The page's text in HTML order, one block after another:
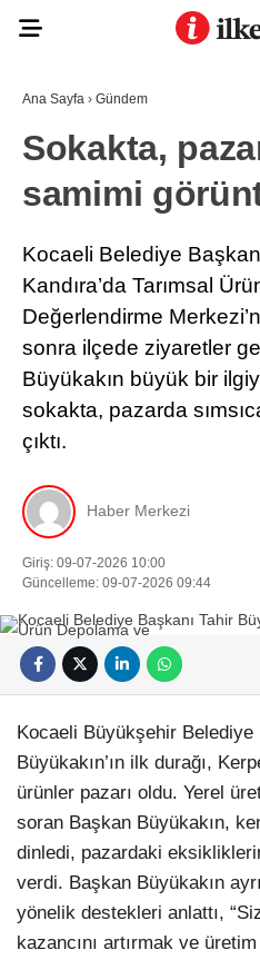
ASAYIŞ
POLITIKA
SPOR
MAGAZIN
SAĞLIK
EĞITIM
TEKNOLOJI
KÖŞE YAZILARI
VIDEO GALERI
RESMI İLANLAR
Ana Sayfa › Gündem
Sokakta,
samimi
Kocaeli Belediye
Kandıra’da Tarımsal
Değerlendirme
sonra ilçede ziyaretler
Büyükakın büyük bir
sokakta, pazarda
çıktı.
Haber Merkezi
Giriş: 09-07-2026 10:00
Güncelleme: 09-07-2026 09:44
Kocaeli Büyükşehir Belediye
Büyükakın’ın ilk durağı,
ürünler pazarı oldu. Yerel
soran Başkan Büyükakın,
dinledi, pazardaki
verdi. Başkan Büyükakın
yönelik destekleri anlattı,
kazancını artırmak ve